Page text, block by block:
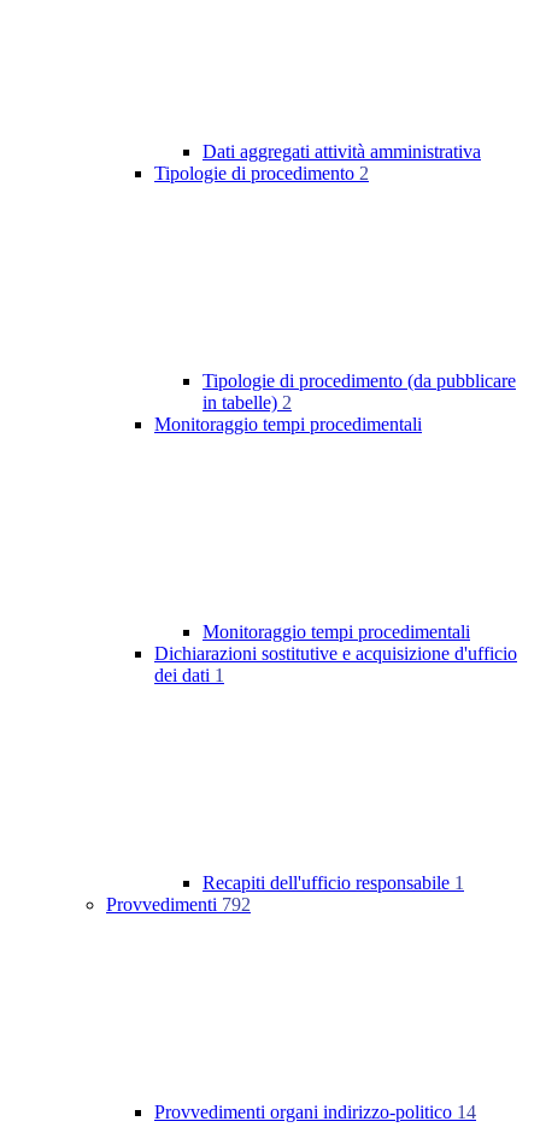
Dati aggregati attività amministrativa
Tipologie di procedimento 2
Tipologie di procedimento (da pubblicare
in tabelle) 2
Monitoraggio tempi procedimentali
Monitoraggio tempi procedimentali
Dichiarazioni sostitutive e acquisizione d'ufficio
dei dati 1
Recapiti dell'ufficio responsabile 1
Provvedimenti 792
Provvedimenti organi indirizzo-politico 14